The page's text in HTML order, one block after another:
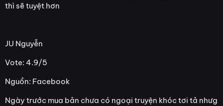
thì sẽ tuyệt hơn
JU Nguyễn
Vote: 4.9/5
Nguồn: Facebook
Ngày trước mua bản chưa có ngoại truyện khóc tơi tả nhưg